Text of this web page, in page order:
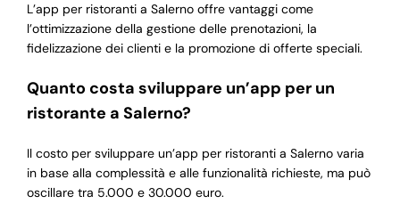
L’app per ristoranti a Salerno offre vantaggi come
l’ottimizzazione della gestione delle prenotazioni, la
fidelizzazione dei clienti e la promozione di offerte speciali.
Quanto costa sviluppare un’app per un
ristorante a Salerno?
Il costo per sviluppare un’app per ristoranti a Salerno varia
in base alla complessità e alle funzionalità richieste, ma può
oscillare tra 5.000 e 30.000 euro.